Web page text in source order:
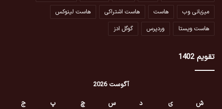
میزبانی وب
هاست هاست اشتراکی
هاست لینوکس
هاست ویستا
وردپرس گوگل ادز
تقویم 1402
آگوست 2026
ش
ی د س چ پ
ج